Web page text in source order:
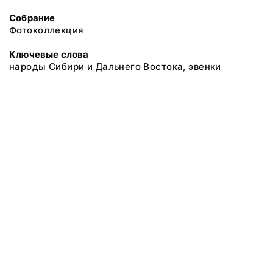
Собрание
Фотоколлекция
Ключевые слова
народы Сибири и Дальнего Востока, эвенки